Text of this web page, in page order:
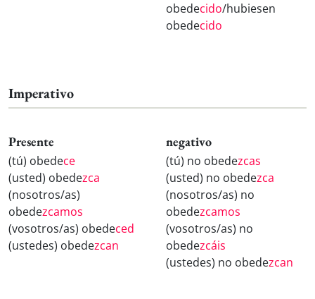
obedecido/hubiesen
obedecido
Imperativo
Presente
(tú) obedece
(usted) obedezca
(nosotros/as)
obedezcamos
(vosotros/as) obedeced
(ustedes) obedezcan
negativo
(tú) no obedezcas
(usted) no obedezca
(nosotros/as) no
obedezcamos
(vosotros/as) no
obedezcáis
(ustedes) no obedezcan